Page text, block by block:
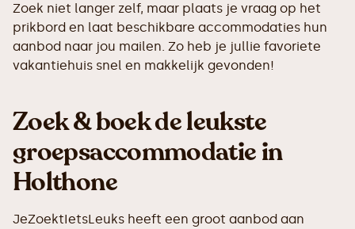
Zoek niet langer zelf, maar plaats je vraag op het
prikbord en laat beschikbare accommodaties hun
aanbod naar jou mailen. Zo heb je jullie favoriete
vakantiehuis snel en makkelijk gevonden!
Zoek & boek de leukste
groepsaccommodatie in
Holthone
JeZoektIetsLeuks heeft een groot aanbod aan